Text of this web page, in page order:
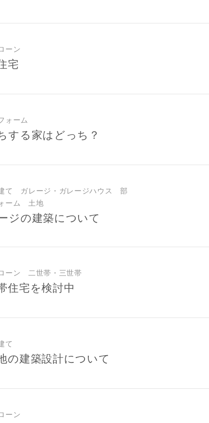
ーン
宅
ォーム
する家はどっち？
て ガレージ・ガレージハウス 部
ーム 土地
ジの建築について
ーン 二世帯・三世帯
住宅を検討中
て
の建築設計について
ーン
市区町村